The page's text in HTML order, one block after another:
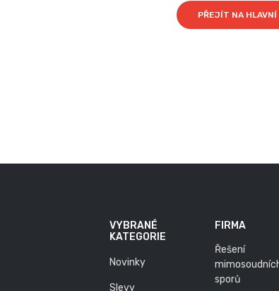
PŘEJÍT NA HLAVNÍ
VYBRANÉ
KATEGORIE
Novinky
Slevy
FIRMA
Řešení
sporů